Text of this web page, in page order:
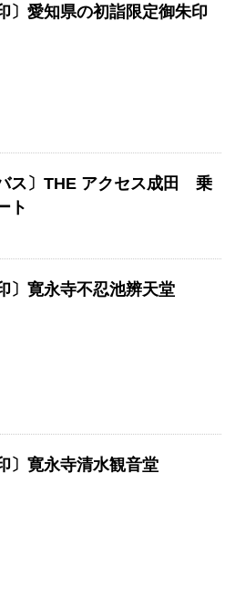
〕愛知県の初詣限定御朱印
バス〕THE アクセス成田 乗
ト
〕寛永寺不忍池辨天堂
〕寛永寺清水観音堂